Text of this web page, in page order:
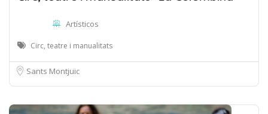
Artísticos
Circ, teatre i manualitats
Sants Montjuic